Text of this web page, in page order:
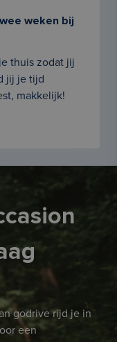
weken bij
thuis zodat jij
jij je tijd
makkelijk!
godrive rijd je in
een